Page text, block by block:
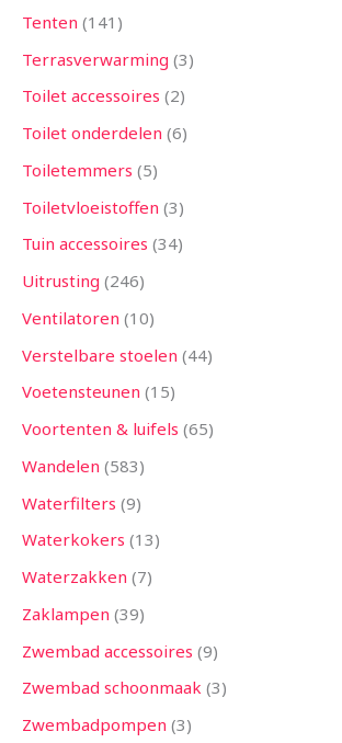
Tenten 141
Terrasverwarming 3
Toilet accessoires 2
Toilet onderdelen 6
Toiletemmers 5
Toiletvloeistoffen 3
Tuin accessoires 34
Uitrusting 246
Ventilatoren 10
Verstelbare stoelen 44
Voetensteunen 15
Voortenten & luifels 65
Wandelen 583
Waterfilters 9
Waterkokers 13
Waterzakken 7
Zaklampen 39
Zwembad accessoires 9
Zwembad schoonmaak 3
Zwembadpompen 3